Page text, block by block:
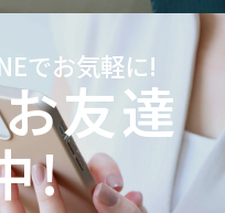
でお気軽に!
友達
!